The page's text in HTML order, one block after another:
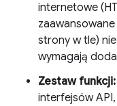
internetowe
strony w tle)
wymagają
Zestaw funkcji:
interfejsów